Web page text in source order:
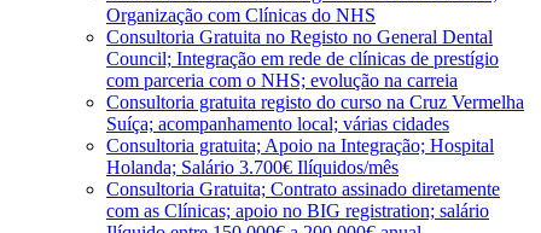
Organização com Clínicas do NHS
Consultoria Gratuita no Registo no General Dental
Council; Integração em rede de clínicas de prestígio
com parceria com o NHS; evolução na carreia
Consultoria gratuita registo do curso na Cruz Vermelha
Suíça; acompanhamento local; várias cidades
Consultoria gratuita; Apoio na Integração; Hospital
Holanda; Salário 3.700€ Ilíquidos/mês
Consultoria Gratuita; Contrato assinado diretamente
com as Clínicas; apoio no BIG registration; salário